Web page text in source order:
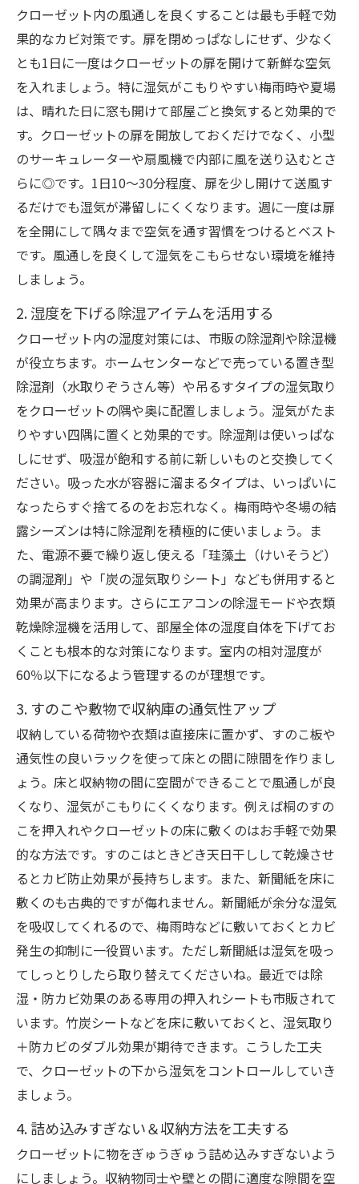
クローゼット内の風通しを良くすることは最も手軽で効
果的なカビ対策です。扉を閉めっぱなしにせず、少なく
とも1日に一度はクローゼットの扉を開けて新鮮な空気
を入れましょう。特に湿気がこもりやすい梅雨時や夏場
は、晴れた日に窓も開けて部屋ごと換気すると効果的で
す。クローゼットの扉を開放しておくだけでなく、小型
のサーキュレーターや扇風機で内部に風を送り込むとさ
らに◎です。1日10～30分程度、扉を少し開けて送風す
るだけでも湿気が滞留しにくくなります。週に一度は扉
を全開にして隅々まで空気を通す習慣をつけるとベスト
です。風通しを良くして湿気をこもらせない環境を維持
しましょう。
2. 湿度を下げる除湿アイテムを活用する
クローゼット内の湿度対策には、市販の除湿剤や除湿機
が役立ちます。ホームセンターなどで売っている置き型
除湿剤（水取りぞうさん等）や吊るすタイプの湿気取り
をクローゼットの隅や奥に配置しましょう。湿気がたま
りやすい四隅に置くと効果的です。除湿剤は使いっぱな
しにせず、吸湿が飽和する前に新しいものと交換してく
ださい。吸った水が容器に溜まるタイプは、いっぱいに
なったらすぐ捨てるのをお忘れなく。梅雨時や冬場の結
露シーズンは特に除湿剤を積極的に使いましょう。ま
た、電源不要で繰り返し使える「珪藻土（けいそうど）
の調湿剤」や「炭の湿気取りシート」なども併用すると
効果が高まります。さらにエアコンの除湿モードや衣類
乾燥除湿機を活用して、部屋全体の湿度自体を下げてお
くことも根本的な対策になります。室内の相対湿度が
60％以下になるよう管理するのが理想です。
3. すのこや敷物で収納庫の通気性アップ
収納している荷物や衣類は直接床に置かず、すのこ板や
通気性の良いラックを使って床との間に隙間を作りまし
ょう。床と収納物の間に空間ができることで風通しが良
くなり、湿気がこもりにくくなります。例えば桐のすの
こを押入れやクローゼットの床に敷くのはお手軽で効果
的な方法です。すのこはときどき天日干しして乾燥させ
るとカビ防止効果が長持ちします。また、新聞紙を床に
敷くのも古典的ですが侮れません。新聞紙が余分な湿気
を吸収してくれるので、梅雨時などに敷いておくとカビ
発生の抑制に一役買います。ただし新聞紙は湿気を吸っ
てしっとりしたら取り替えてくださいね。最近では除
湿・防カビ効果のある専用の押入れシートも市販されて
います。竹炭シートなどを床に敷いておくと、湿気取り
＋防カビのダブル効果が期待できます。こうした工夫
で、クローゼットの下から湿気をコントロールしていき
ましょう。
4. 詰め込みすぎない＆収納方法を工夫する
クローゼットに物をぎゅうぎゅう詰め込みすぎないよう
にしましょう。収納物同士や壁との間に適度な隙間を空